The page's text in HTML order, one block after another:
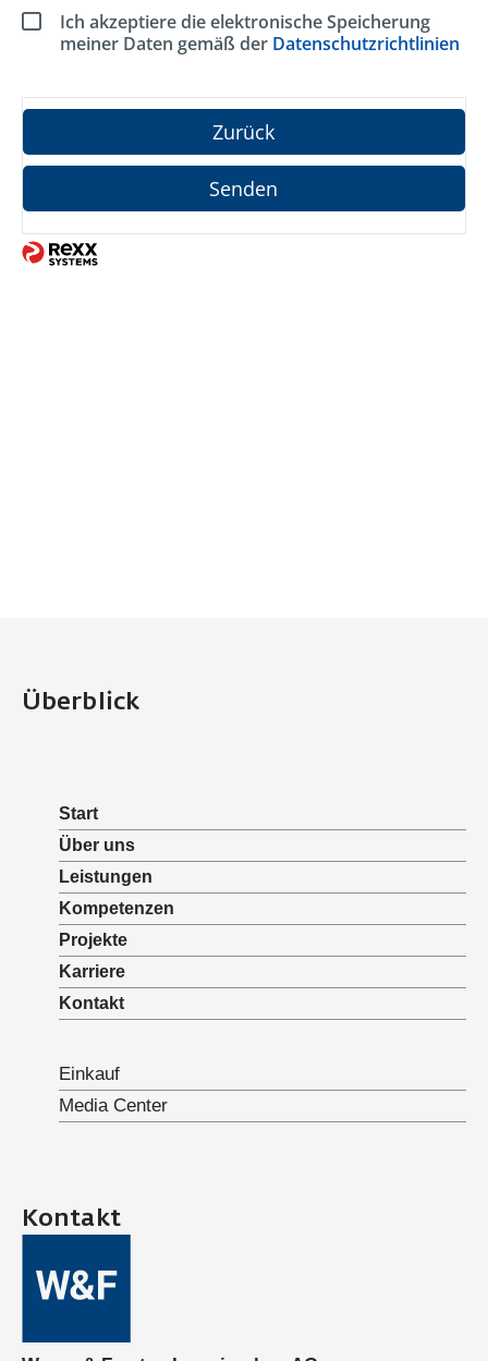
Ich akzeptiere die elektronische Speicherung
meiner Daten gemäß der Datenschutzrichtlinien
Zurück
Senden
Überblick
Start
Über uns
Leistungen
Kompetenzen
Projekte
Karriere
Kontakt
Einkauf
Media Center
Kontakt